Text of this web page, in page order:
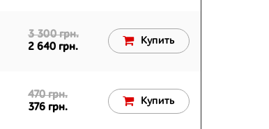
3 300 грн.
2 640 грн.
Купить
470 грн.
376 грн.
Купить